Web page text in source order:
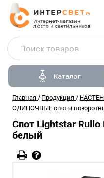
Каталог
Главная / Продукция /
ОДИНОЧНЫЕ споты
Спот Lightstar Rullo
белый